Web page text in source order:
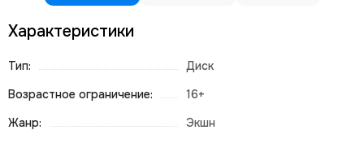
Характеристики
Тип:
Диск
Возрастное ограничение:
16+
Жанр:
Экшн